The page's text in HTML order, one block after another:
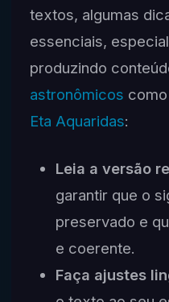
textos, algumas
essenciais,
produzindo
astronômicos
Eta Aquaridas:
Leia a versão
garantir que o
preservado e
e coerente.
Faça ajustes